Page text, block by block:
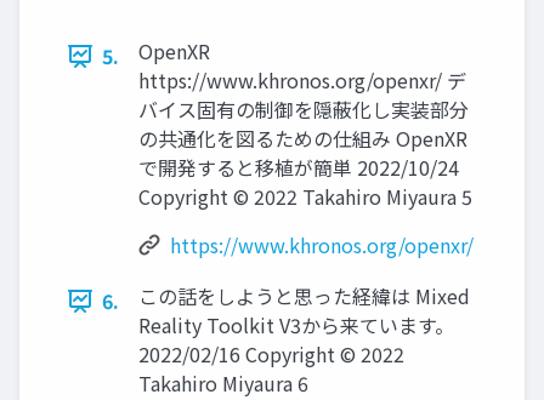
5.
OpenXR
https://www.khronos.org/openxr/ デ
バイス固有の制御を隠蔽化し実装部分
の共通化を図るための仕組み OpenXR
で開発すると移植が簡単 2022/10/24
Copyright © 2022 Takahiro Miyaura 5
https://www.khronos.org/openxr/
6.
この話をしようと思った経緯は Mixed
Reality Toolkit V3から来ています。
2022/02/16 Copyright © 2022
Takahiro Miyaura 6